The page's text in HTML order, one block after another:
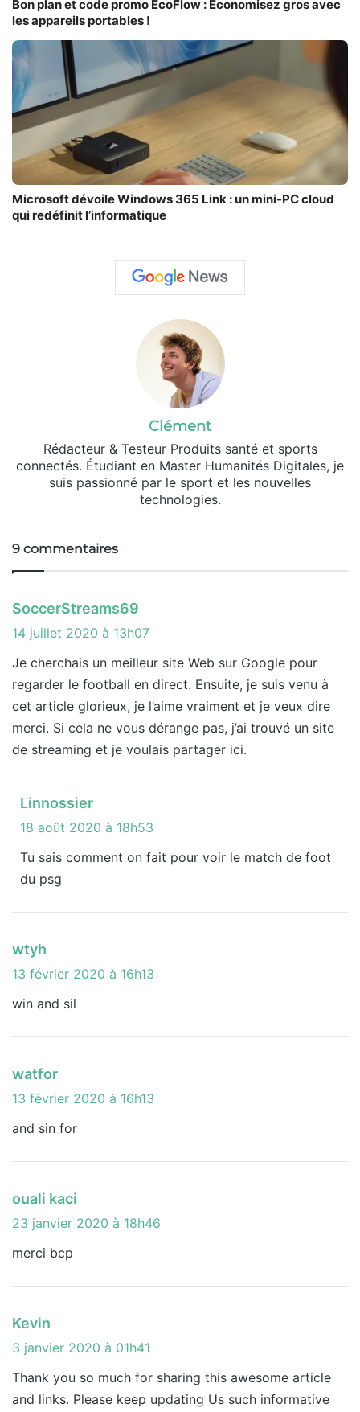
Bon plan et code promo EcoFlow : Economisez gros avec
les appareils portables !
Microsoft dévoile Windows 365 Link : un mini-PC cloud
qui redéfinit l’informatique
Clément
Rédacteur & Testeur Produits santé et sports
connectés. Étudiant en Master Humanités Digitales, je
suis passionné par le sport et les nouvelles
technologies.
9 commentaires
SoccerStreams69
i
14 juillet 2020 à 13h07
Je cherchais un meilleur site Web sur Google pour
regarder le football en direct. Ensuite, je suis venu à
cet article glorieux, je l’aime vraiment et je veux dire
merci. Si cela ne vous dérange pas, j’ai trouvé un site
de streaming et je voulais partager ici.
Linnossier
i
18 août 2020 à 18h53
Tu sais comment on fait pour voir le match de foot
du psg
wtyh
i
:
13 février 2020 à 16h13
win and sil
watfor
i
:
13 février 2020 à 16h13
and sin for
ouali kaci
i
:
23 janvier 2020 à 18h46
merci bcp
Kevin
i
3 janvier 2020 à 01h41
Thank you so much for sharing this awesome article
and links. Please keep updating Us such informative